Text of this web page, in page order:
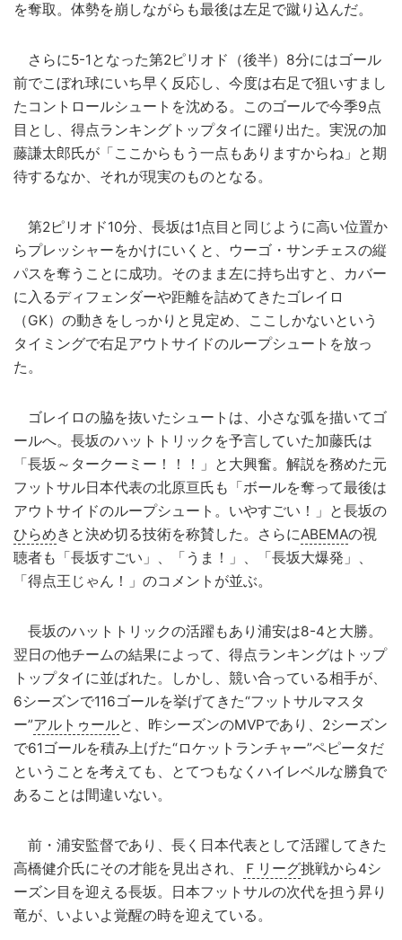
を奪取。体勢を崩しながらも最後は左足で蹴り込んだ。
さらに5-1となった第2ピリオド（後半）8分にはゴール
前でこぼれ球にいち早く反応し、今度は右足で狙いすまし
たコントロールシュートを沈める。このゴールで今季9点
目とし、得点ランキングトップタイに躍り出た。実況の加
藤謙太郎氏が「ここからもう一点もありますからね」と期
待するなか、それが現実のものとなる。
第2ピリオド10分、長坂は1点目と同じように高い位置か
らプレッシャーをかけにいくと、ウーゴ・サンチェスの縦
パスを奪うことに成功。そのまま左に持ち出すと、カバー
に入るディフェンダーや距離を詰めてきたゴレイロ
（GK）の動きをしっかりと見定め、ここしかないという
タイミングで右足アウトサイドのループシュートを放っ
た。
ゴレイロの脇を抜いたシュートは、小さな弧を描いてゴ
ールへ。長坂のハットトリックを予言していた加藤氏は
「長坂～タークーミー！！！」と大興奮。解説を務めた元
フットサル日本代表の北原亘氏も「ボールを奪って最後は
アウトサイドのループシュート。いやすごい！」と長坂の
ひらめきと決め切る技術を称賛した。さらにABEMAの視
聴者も「長坂すごい」、「うま！」、「長坂大爆発」、
「得点王じゃん！」のコメントが並ぶ。
長坂のハットトリックの活躍もあり浦安は8-4と大勝。
翌日の他チームの結果によって、得点ランキングはトップ
トップタイに並ばれた。しかし、競い合っている相手が、
6シーズンで116ゴールを挙げてきた“フットサルマスタ
ー”アルトゥールと、昨シーズンのMVPであり、2シーズン
で61ゴールを積み上げた“ロケットランチャー”ペピータだ
ということを考えても、とてつもなくハイレベルな勝負で
あることは間違いない。
前・浦安監督であり、長く日本代表として活躍してきた
高橋健介氏にその才能を見出され、
Ｆリーグ挑戦から4シ
ーズン目を迎える長坂。日本フットサルの次代を担う昇り
竜が、いよいよ覚醒の時を迎えている。